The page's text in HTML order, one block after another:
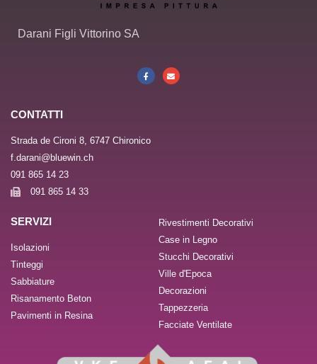
Darani Figli Vittorino SA
CONTATTI
Strada de Cironi 8, 6747 Chironico
f.darani@bluewin.ch
091 865 14 23
091 865 14 33
SERVIZI
Isolazioni
Tinteggi
Sabbiature
Risanamento Beton
Pavimenti in Resina
Rivestimenti Decorativi
Case in Legno
Stucchi Decorativi
Ville d'Epoca
Decorazioni
Tappezzeria
Facciate Ventilate